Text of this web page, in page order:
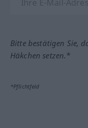
Bitte bestätigen Sie,
Häkchen setzen.*
*Pflichtfeld